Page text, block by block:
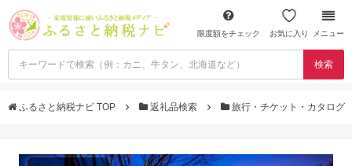
限度額をチェック お気に入り メニュー
検索
ふるさと納税ナビ TOP 返礼品検索 旅行・チケット・カタログ